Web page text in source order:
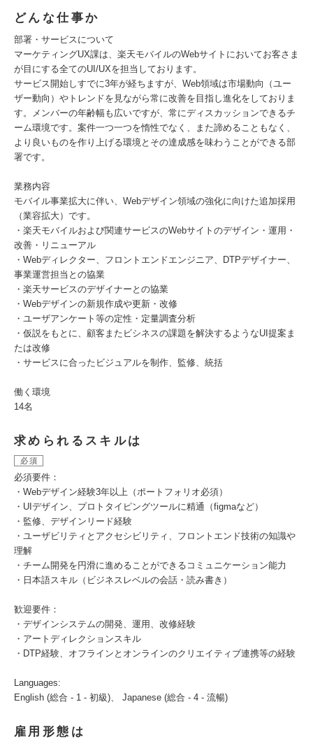
どんな仕事か
部署・サービスについて
マーケティングUX課は、楽天モバイルのWebサイトにおいてお客さま
が目にする全てのUI/UXを担当しております。
サービス開始しすでに3年が経ちますが、Web領域は市場動向（ユー
ザー動向）やトレンドを見ながら常に改善を目指し進化をしておりま
す。メンバーの年齢幅も広いですが、常にディスカッションできるチ
ーム環境です。案件一つ一つを惰性でなく、また諦めることもなく、
より良いものを作り上げる環境とその達成感を味わうことができる部
署です。
業務内容
モバイル事業拡大に伴い、Webデザイン領域の強化に向けた追加採用
（業容拡大）です。
・楽天モバイルおよび関連サービスのWebサイトのデザイン・運用・
改善・リニューアル
・Webディレクター、フロントエンドエンジニア、DTPデザイナー、
事業運営担当との協業
・楽天サービスのデザイナーとの協業
・Webデザインの新規作成や更新・改修
・ユーザアンケート等の定性・定量調査分析
・仮説をもとに、顧客またビシネスの課題を解決するようなUI提案ま
たは改修
・サービスに合ったビジュアルを制作、監修、統括
働く環境
14名
求められるスキルは
必須
必須要件：
・Webデザイン経験3年以上（ポートフォリオ必須）
・UIデザイン、プロトタイピングツールに精通（figmaなど）
・監修、デザインリード経験
・ユーザビリティとアクセシビリティ、フロントエンド技術の知識や
理解
・チーム開発を円滑に進めることができるコミュニケーション能力
・日本語スキル（ビジネスレベルの会話・読み書き）
歓迎要件：
・デザインシステムの開発、運用、改修経験
・アートディレクションスキル
・DTP経験、オフラインとオンラインのクリエイティブ連携等の経験
Languages:
English (総合 - 1 - 初級)、 Japanese (総合 - 4 - 流暢)
雇用形態は